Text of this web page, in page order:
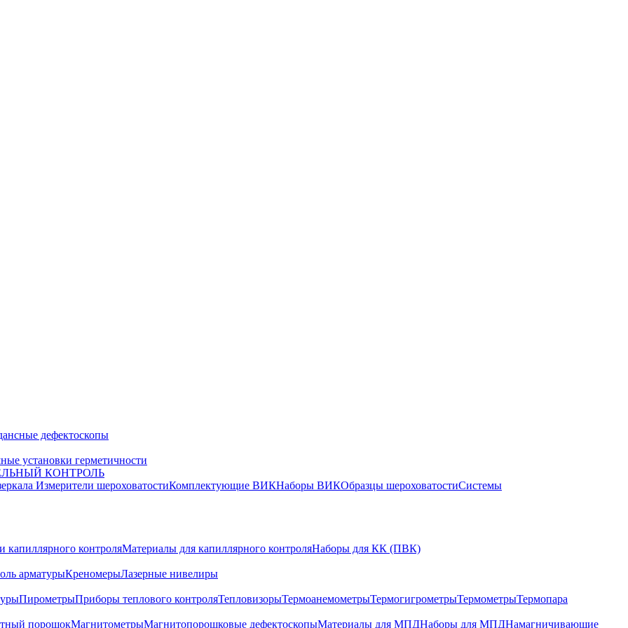
дефектоскопы
установки герметичности
КОНТРОЛЬ
Измерители шероховатостиКомплектующие ВИКНаборы ВИКОбразцы шероховатостиСистемы
капиллярного контроляМатериалы для капиллярного контроляНаборы для КК (ПВК)
арматурыКреномерыЛазерные нивелиры
ПирометрыПриборы теплового контроляТепловизорыТермоанемометрыТермогигрометрыТермометрыТермопара
порошокМагнитометрыМагнитопорошковые дефектоскопыМатериалы для МПДНаборы для МПДНамагничивающие